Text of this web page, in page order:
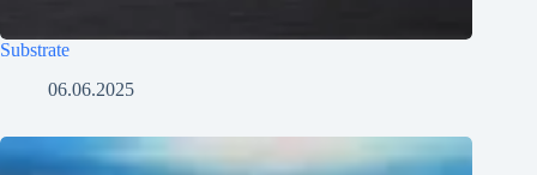
Substrate
06.06.2025